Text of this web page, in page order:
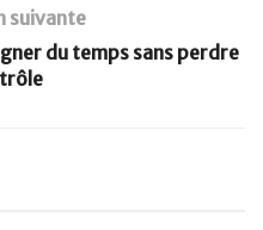
suivante
du temps sans perdre